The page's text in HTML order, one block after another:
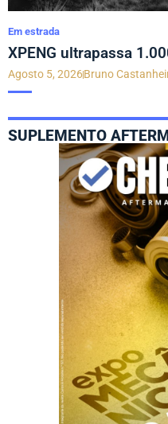
Em estrada
XPENG ultrapassa
Agosto 5, 2026Bruno
SUPLEMENTO